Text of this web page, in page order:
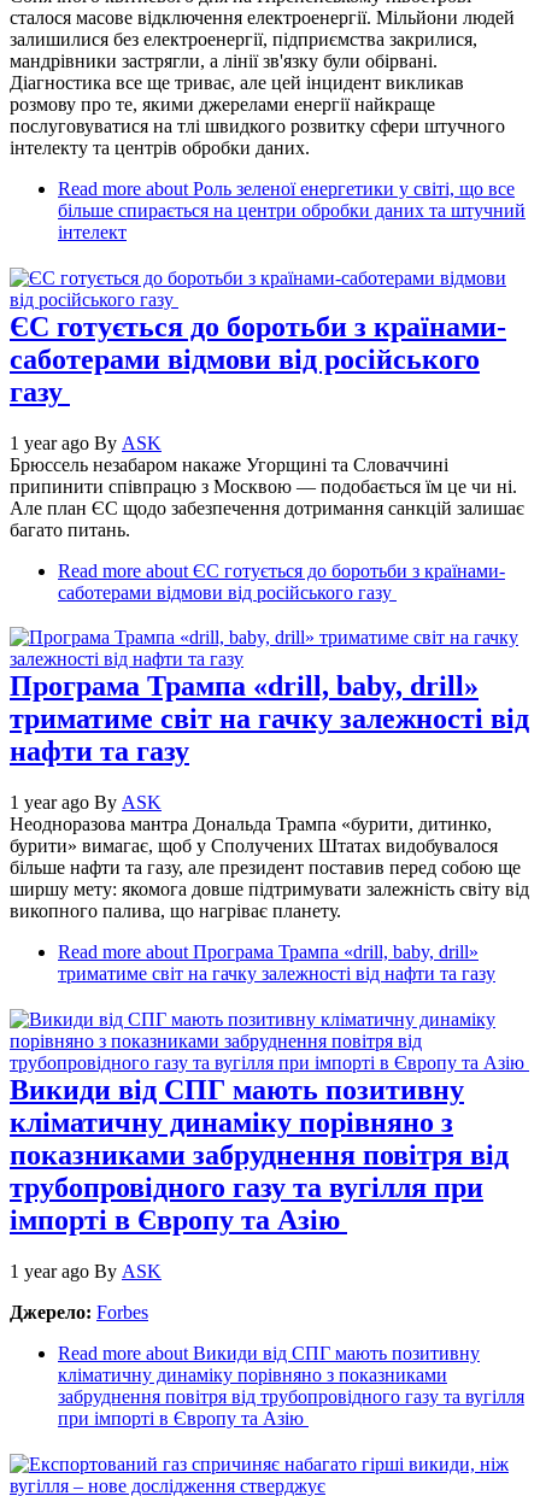
сталося масове відключення електроенергії. Мільйони людей
залишилися без електроенергії, підприємства закрилися,
мандрівники застрягли, а лінії зв'язку були обірвані.
Діагностика все ще триває, але цей інцидент викликав
розмову про те, якими джерелами енергії найкраще
послуговуватися на тлі швидкого розвитку сфери штучного
інтелекту та центрів обробки даних.
Read more about Роль зеленої енергетики у світі, що все
більше спирається на центри обробки даних та штучний
інтелект
ЄС готується до боротьби з країнами-
саботерами відмови від російського
газу
1 year ago By ASK
Брюссель незабаром накаже Угорщині та Словаччині
припинити співпрацю з Москвою — подобається їм це чи ні.
Але план ЄС щодо забезпечення дотримання санкцій залишає
багато питань.
Read more about ЄС готується до боротьби з країнами-
саботерами відмови від російського газу
Програма Трампа «drill, baby, drill»
триматиме світ на гачку залежності від
нафти та газу
1 year ago By ASK
Неодноразова мантра Дональда Трампа «бурити, дитинко,
бурити» вимагає, щоб у Сполучених Штатах видобувалося
більше нафти та газу, але президент поставив перед собою ще
ширшу мету: якомога довше підтримувати залежність світу від
викопного палива, що нагріває планету.
Read more about Програма Трампа «drill, baby, drill»
триматиме світ на гачку залежності від нафти та газу
Викиди від СПГ мають позитивну
кліматичну динаміку порівняно з
показниками забруднення повітря від
трубопровідного газу та вугілля при
імпорті в Європу та Азію
1 year ago By ASK
Джерело: Forbes
Read more about Викиди від СПГ мають позитивну
кліматичну динаміку порівняно з показниками
забруднення повітря від трубопровідного газу та вугілля
при імпорті в Європу та Азію